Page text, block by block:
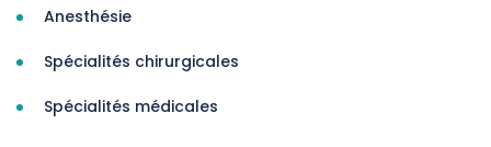
Anesthésie
Spécialités chirurgicales
Spécialités médicales